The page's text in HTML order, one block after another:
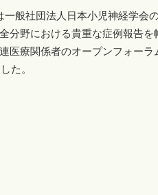
一般社団法人日本小児神経学会
分野における貴重な症例報告を
医療関係者のオープンフォーラ
た。